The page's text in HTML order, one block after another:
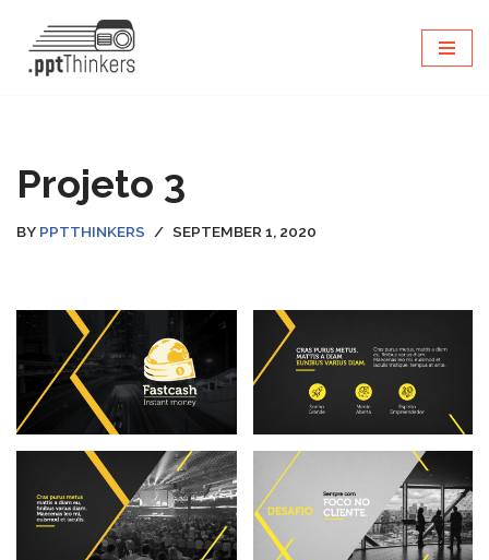
SKIP
Projeto 3
BY PPTTHINKERS SEPTEMBER 1, 2020